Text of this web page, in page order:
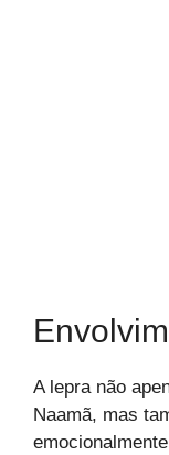
A lepra não
Naamã, mas